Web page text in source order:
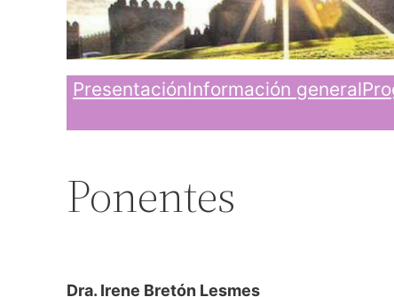
PresentaciónInformación general
Ponentes
Dra. Irene Bretón Lesmes